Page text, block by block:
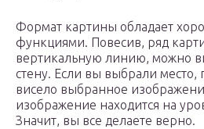
Формат картины обладает
функциями. Повесив, ряд
вертикальную линию, можно
стену. Если вы выбрали место,
висело выбранное
изображение находится на
Значит, вы все делаете верно.